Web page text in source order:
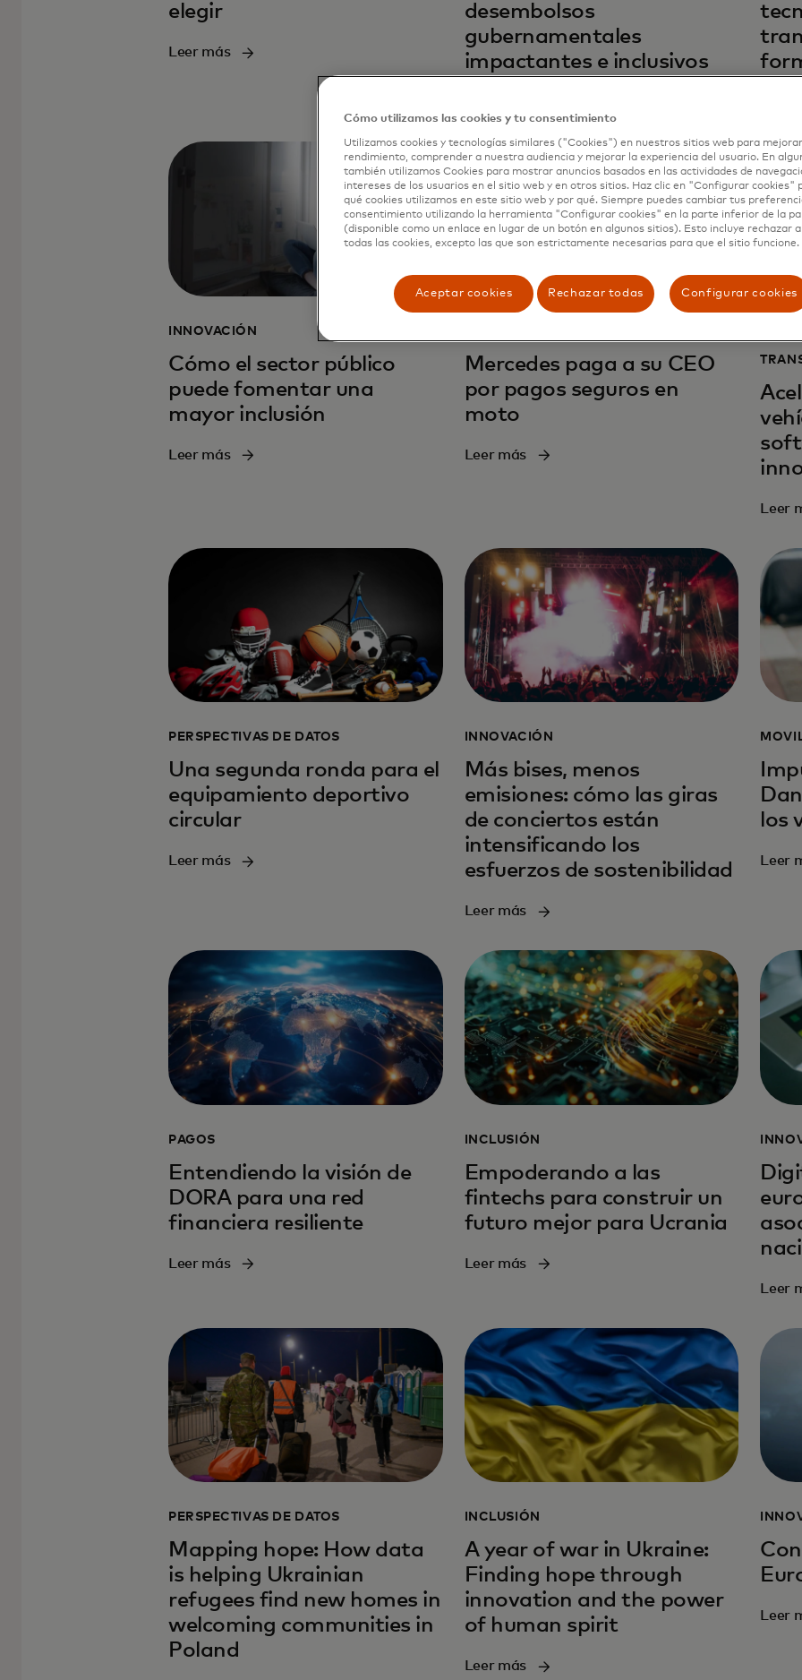
elegir
Leer más
desembolsos
gubernamentales
impactantes e inclusivos
INNOVACIÓN
Cómo el sector público
puede fomentar una
mayor inclusión
Leer más
Mercedes paga a su CEO
por pagos seguros en
moto
Leer más
Leer
PERSPECTIVAS DE DATOS
Una segunda ronda para el
equipamiento deportivo
circular
Leer más
INNOVACIÓN
Más bises, menos
emisiones: cómo las giras
de conciertos están
intensificando los
esfuerzos de sostenibilidad
Leer más
los
Leer
PAGOS
Entendiendo la visión de
DORA para una red
financiera resiliente
Leer más
INCLUSIÓN
Empoderando a las
fintechs para construir un
futuro mejor para Ucrania
Leer más
Leer
PERSPECTIVAS DE DATOS
Mapping hope: How data
is helping Ukrainian
refugees find new homes in
welcoming communities in
Poland
INCLUSIÓN
A year of war in Ukraine:
Finding hope through
innovation and the power
of human spirit
Leer más
Leer
Cómo utilizamos las cookies y tu consentimiento
Utilizamos cookies y tecnologías similares ("Cookies") en nuestros sitios web para
rendimiento, comprender a nuestra audiencia y mejorar la experiencia del usuario. En
también utilizamos Cookies para mostrar anuncios basados en las actividades de
intereses de los usuarios en el sitio web y en otros sitios. Haz clic en "Configurar cookies"
qué cookies utilizamos en este sitio web y por qué. Siempre puedes cambiar tus
consentimiento utilizando la herramienta "Configurar cookies" en la parte inferior de la
(disponible como un enlace en lugar de un botón en algunos sitios). Esto incluye rechazar
todas las cookies, excepto las que son estrictamente necesarias para que el sitio funcione.
Aceptar cookies Rechazar todas Configurar cookies